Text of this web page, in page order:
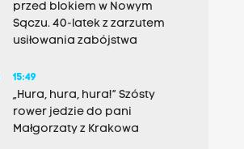
przed blokiem w Nowym
Sączu. 40-latek z zarzutem
usiłowania zabójstwa
15:49
„Hura, hura, hura!” Szósty
rower jedzie do pani
Małgorzaty z Krakowa